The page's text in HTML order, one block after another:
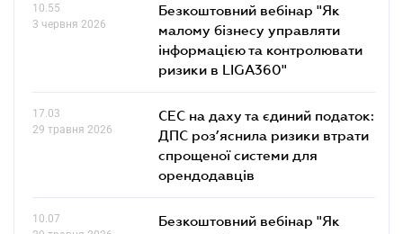
10.55
3 червня 2026
Безкоштовний вебінар "Як
малому бізнесу управляти
інформацією та контролювати
ризики в LIGA360"
17.03
29 травня 2026
СЕС на даху та єдиний податок:
ДПС роз’яснила ризики втрати
спрощеної системи для
орендодавців
10.07
Безкоштовний вебінар "Як